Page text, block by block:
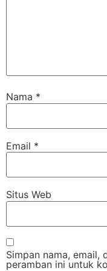
Nama *
Email *
Situs Web
Simpan nama, email,
peramban ini untuk